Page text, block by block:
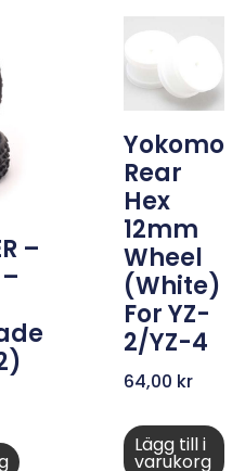
–
Yokomo
Rear
Hex
12mm
Wheel
(White)
For YZ-
2/YZ-4
64,00 kr
Lägg till i
varukorg